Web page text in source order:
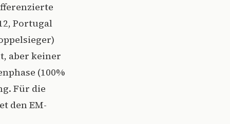
Portugal
aber keiner
(100%
Für die
den EM-